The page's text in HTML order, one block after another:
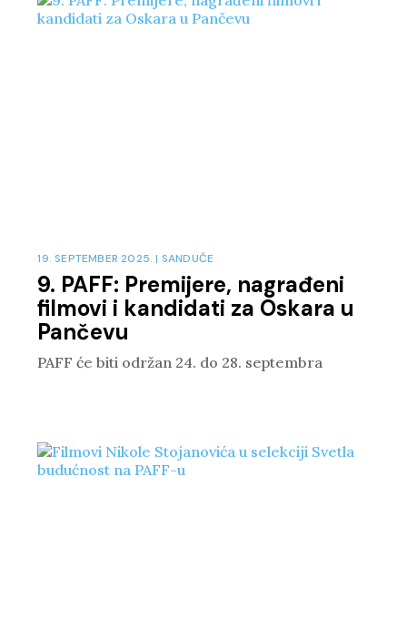
9. PAFF: Premijere, nagrađeni
filmovi i kandidati za Oskara u
Pančevu
19. SEPTEMBER 2025. | SANDUČE
PAFF će biti održan 24. do 28. septembra